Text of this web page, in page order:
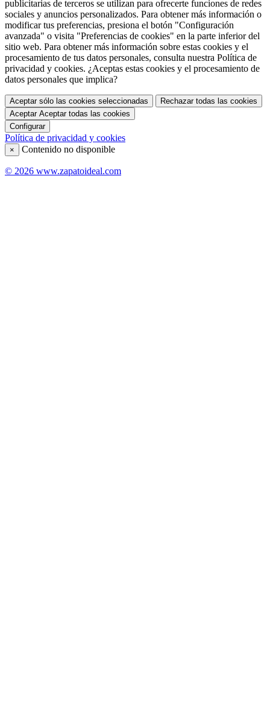
publicitarias de terceros se utilizan para ofrecerte funciones de redes
sociales y anuncios personalizados. Para obtener más información o
modificar tus preferencias, presiona el botón "Configuración
avanzada" o visita "Preferencias de cookies" en la parte inferior del
sitio web. Para obtener más información sobre estas cookies y el
procesamiento de tus datos personales, consulta nuestra Política de
privacidad y cookies. ¿Aceptas estas cookies y el procesamiento de
datos personales que implica?
Aceptar sólo las cookies seleccionadas
Rechazar todas las cookies
Aceptar Aceptar todas las cookies
Configurar
Política de privacidad y cookies
× Contenido no disponible
© 2026 www.zapatoideal.com